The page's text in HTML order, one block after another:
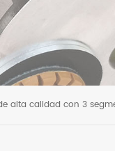
alta calidad con 3